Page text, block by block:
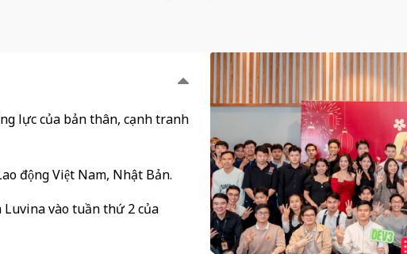
lực của bản thân, cạnh tranh
động Việt Nam, Nhật Bản.
Luvina vào tuần thứ 2 của